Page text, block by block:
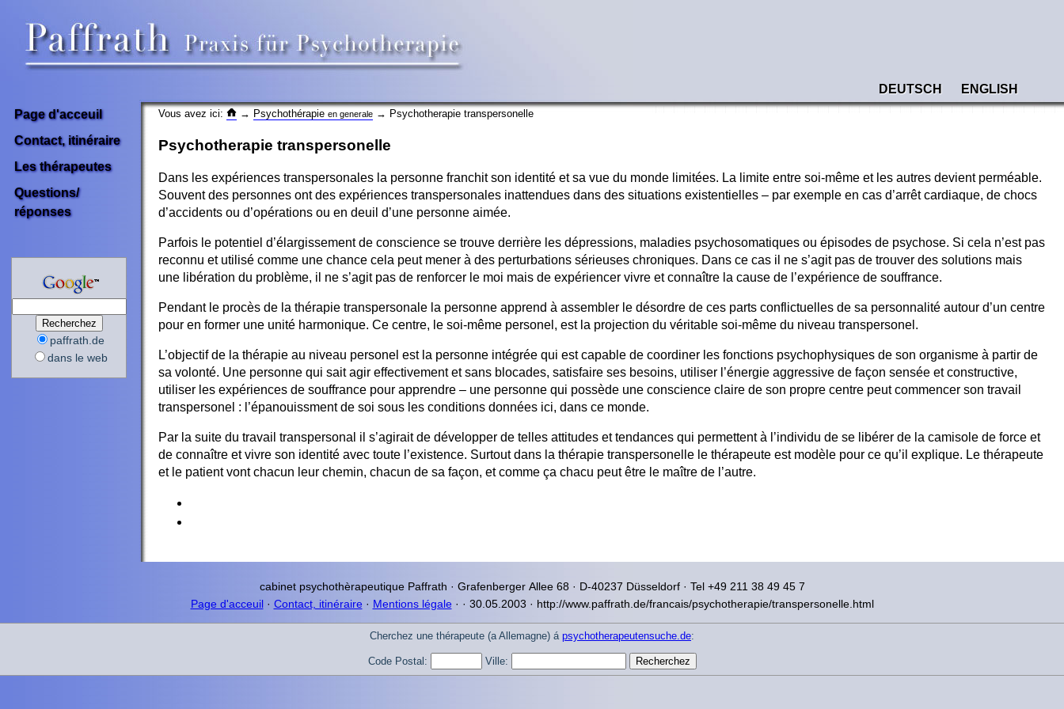
DEUTSCH
ENGLISH
Page d'acceuil
Contact, itinéraire
Les thérapeutes
Questions/
réponses
paffrath.de
dans le web
Vous avez ici: → Psychothérapie en generale→ Psychotherapie transpersonelle
Psychotherapie transpersonelle
Dans les expériences transpersonales la personne franchit son identité et sa vue du monde limitées. La limite entre soi-même et les autres devient perméable.
Souvent des personnes ont des expériences transpersonales inattendues dans des situations existentielles – par exemple en cas d’arrêt cardiaque, de chocs
d’accidents ou d’opérations ou en deuil d’une personne aimée.
Parfois le potentiel d’élargissement de conscience se trouve derrière les dépressions, maladies psychosomatiques ou épisodes de psychose. Si cela n’est pas
reconnu et utilisé comme une chance cela peut mener à des perturbations sérieuses chroniques. Dans ce cas il ne s’agit pas de trouver des solutions mais
une libération du problème, il ne s’agit pas de renforcer le moi mais de expériencer vivre et connaître la cause de l’expérience de souffrance.
Pendant le procès de la thérapie transpersonale la personne apprend à assembler le désordre de ces parts conflictuelles de sa personnalité autour d’un centre
pour en former une unité harmonique. Ce centre, le soi-même personel, est la projection du véritable soi-même du niveau transpersonel.
L’objectif de la thérapie au niveau personel est la personne intégrée qui est capable de coordiner les fonctions psychophysiques de son organisme à partir de
sa volonté. Une personne qui sait agir effectivement et sans blocades, satisfaire ses besoins, utiliser l’énergie aggressive de façon sensée et constructive,
utiliser les expériences de souffrance pour apprendre – une personne qui possède une conscience claire de son propre centre peut commencer son travail
transpersonel : l’épanouissment de soi sous les conditions données ici, dans ce monde.
Par la suite du travail transpersonal il s’agirait de développer de telles attitudes et tendances qui permettent à l’individu de se libérer de la camisole de force et
de connaître et vivre son identité avec toute l’existence. Surtout dans la thérapie transpersonelle le thérapeute est modèle pour ce qu’il explique. Le thérapeute
et le patient vont chacun leur chemin, chacun de sa façon, et comme ça chacu peut être le maître de l’autre.
cabinet psychothèrapeutique Paffrath · Grafenberger Allee68 · D-40237 Düsseldorf· Tel +49 211 38 49 45 7
Page d'acceuil· Contact, itinéraire · Mentions légale· · 30.05.2003 · http://www.paffrath.de/francais/psychotherapie/transpersonelle.html
Cherchez une thérapeute (a Allemagne) á psychotherapeutensuche.de:
Code Postal: Ville: